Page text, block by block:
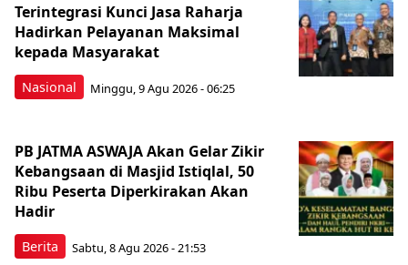
Nasional
Terintegrasi Kunci Jasa Raharja
Hadirkan Pelayanan Maksimal
kepada Masyarakat
Minggu, 9 Agu 2026 - 06:25
Berita
PB JATMA ASWAJA Akan Gelar Zikir
Kebangsaan di Masjid Istiqlal, 50
Ribu Peserta Diperkirakan Akan
Hadir
Sabtu, 8 Agu 2026 - 21:53